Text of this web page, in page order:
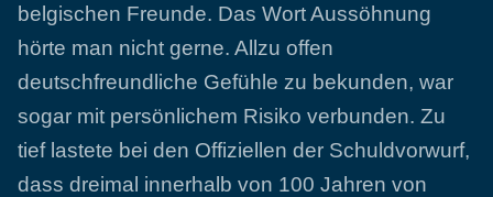
belgischen Freunde. Das Wort Aussöhnung
hörte man nicht gerne. Allzu offen
deutschfreundliche Gefühle zu bekunden, war
sogar mit persönlichem Risiko verbunden. Zu
tief lastete bei den Offiziellen der Schuldvorwurf,
dass dreimal innerhalb von 100 Jahren von